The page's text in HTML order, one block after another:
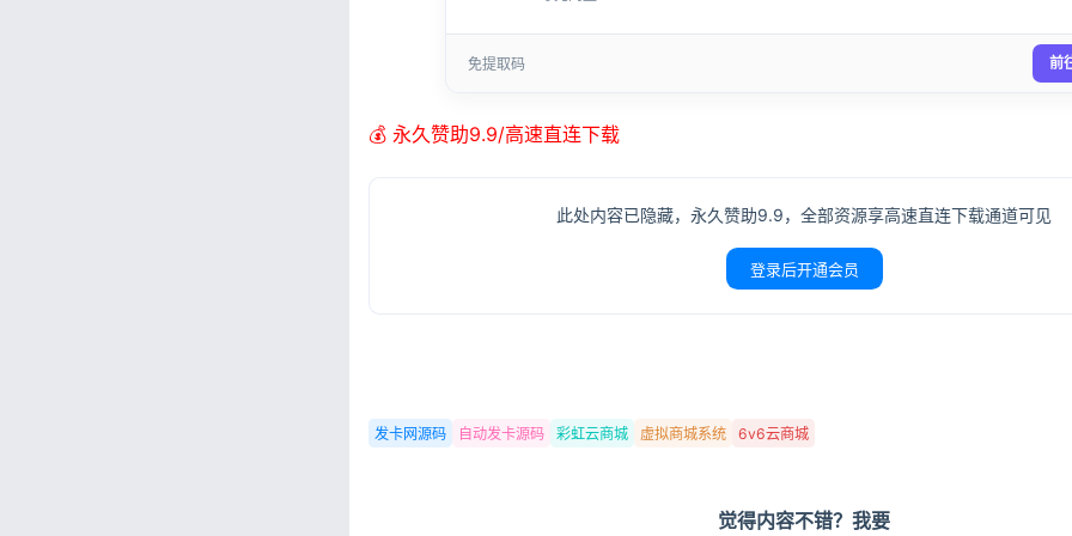
免提取码 前
💰 永久赞助9.9/高速直连下载
此处内容已隐藏，永久赞助9.9，全部资源享高速直连下载通道可见
登录后开通会员
发卡网源码 自动发卡源码 彩虹云商城 虚拟商城系统 6v6云商城
觉得内容不错？我要